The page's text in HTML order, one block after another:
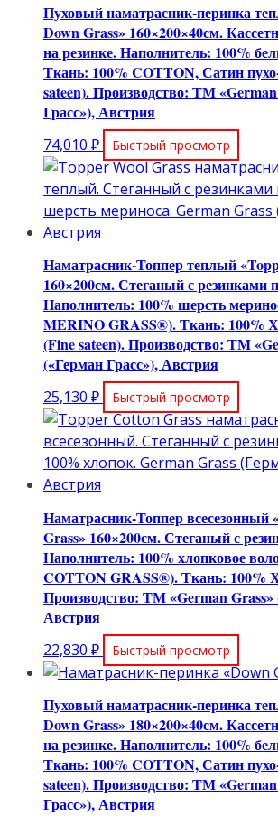
Пуховый наматрасник-перинка
Down Grass» 160×200×40см.
на резинке. Наполнитель: 100%
Ткань: 100% COTTON, Сатин
sateen). Производство: ТМ
Грасс»), Австрия
74,010 ₽ Быстрый просмотр
Наматрасник-Топпер теплый
160×200см. Стеганый с резинками
Наполнитель: 100% шерсть
MERINO GRASS®). Ткань: 100%
(Fine sateen). Производство: ТМ
(«Герман Грасс»), Австрия
25,130 ₽ Быстрый просмотр
Наматрасник-Топпер всесезонный
Grass» 160×200см. Стеганый с
Наполнитель: 100% хлопковое
COTТON GRASS®). Ткань: 100%
Производство: ТМ «German Grass»
Австрия
22,830 ₽ Быстрый просмотр
Пуховый наматрасник-перинка
Down Grass» 180×200×40см.
на резинке. Наполнитель: 100%
Ткань: 100% COTTON, Сатин
sateen). Производство: ТМ
Грасс»), Австрия